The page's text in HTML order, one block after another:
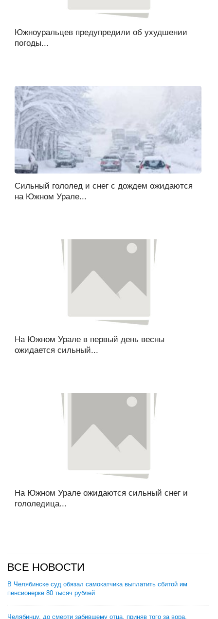
Южноуральцев предупредили об ухудшении
погоды...
Сильный гололед и снег с дождем ожидаются
на Южном Урале...
На Южном Урале в первый день весны
ожидается сильный...
На Южном Урале ожидаются сильный снег и
гололедица...
ВСЕ НОВОСТИ
В Челябинске суд обязал самокатчика выплатить сбитой им
пенсионерке 80 тысяч рублей
Челябинцу, до смерти забившему отца, приняв того за вора,